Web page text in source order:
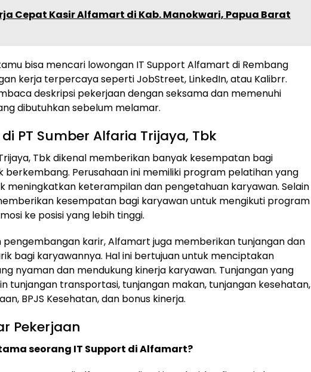
Cepat Kasir Alfamart di Kab. Manokwari, Papua Barat
bisa mencari lowongan IT Support Alfamart di Rembang
kerja terpercaya seperti JobStreet, LinkedIn, atau Kalibrr.
deskripsi pekerjaan dengan seksama dan memenuhi
dibutuhkan sebelum melamar.
PT Sumber Alfaria Trijaya, Tbk
Tbk dikenal memberikan banyak kesempatan bagi
berkembang. Perusahaan ini memiliki program pelatihan yang
meningkatkan keterampilan dan pengetahuan karyawan. Selain
kesempatan bagi karyawan untuk mengikuti program
ke posisi yang lebih tinggi.
pengembangan karir, Alfamart juga memberikan tunjangan dan
bagi karyawannya. Hal ini bertujuan untuk menciptakan
nyaman dan mendukung kinerja karyawan. Tunjangan yang
tunjangan transportasi, tunjangan makan, tunjangan kesehatan,
BPJS Kesehatan, dan bonus kinerja.
Pekerjaan
seorang IT Support di Alfamart?